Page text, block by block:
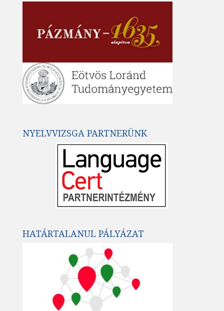
NYELVVIZSGA PARTNERÜNK
HATÁRTALANUL PÁLYÁZAT